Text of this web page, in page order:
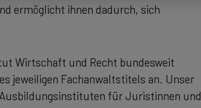
ermöglicht ihnen dadurch, sich
Wirtschaft und Recht bundesweit
jeweiligen Fachanwaltstitels an. Unser
für Juristinnen und